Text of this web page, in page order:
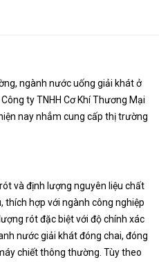
ngành nước uống giải khát ở
ty TNHH Cơ Khí Thương Mại
nay nhẳm cung cấp thị trường
và định lượng nguyên liệu chất
thích hợp với ngành công nghiệp
rót đặc biệt với độ chính xác
nước giải khát đóng chai, đóng
chiết thông thường. Tùy theo